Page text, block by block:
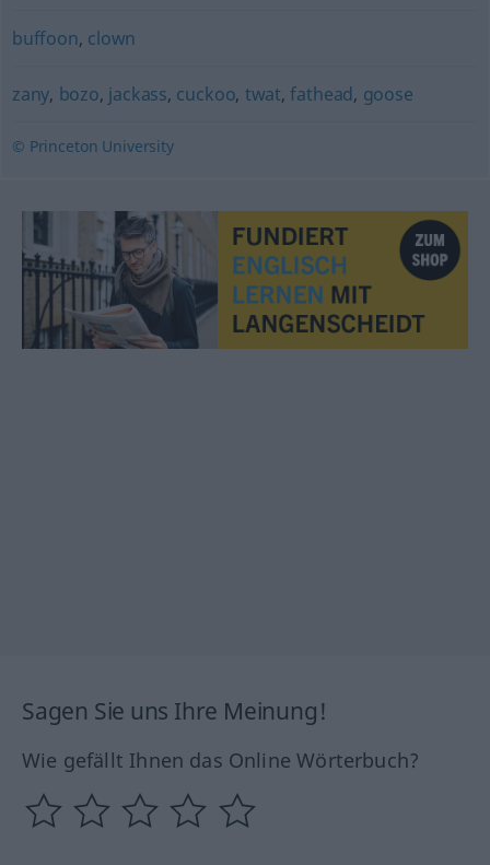
buffoon, clown
zany, bozo, jackass, cuckoo, twat,fathead, goose
© Princeton University
Sagen Sie uns Ihre Meinung!
Wie gefällt Ihnen das Online Wörterbuch?